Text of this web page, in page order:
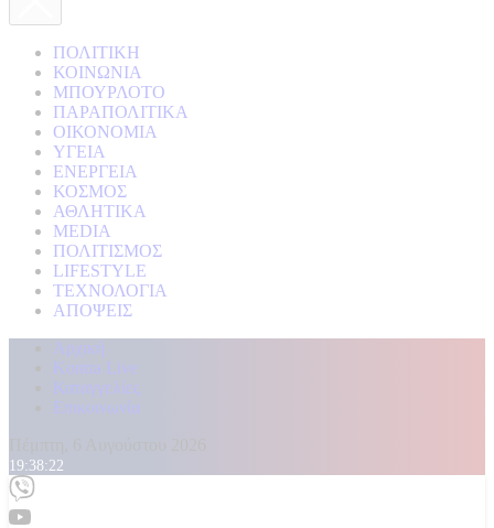
ΠΟΛΙΤΙΚΗ
ΚΟΙΝΩΝΙΑ
ΜΠΟΥΡΛΟΤΟ
ΠΑΡΑΠΟΛΙΤΙΚΑ
ΟΙΚΟΝΟΜΙΑ
ΥΓΕΙΑ
ΕΝΕΡΓΕΙΑ
ΚΟΣΜΟΣ
ΑΘΛΗΤΙΚΑ
MEDIA
ΠΟΛΙΤΙΣΜΟΣ
LIFESTYLE
ΤΕΧΝΟΛΟΓΙΑ
ΑΠΟΨΕΙΣ
Αρχική
Kontra Live
Καταγγελίες
Επικοινωνία
19:38:24